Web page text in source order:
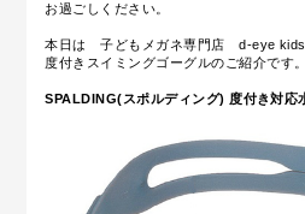
お過ごしください。
本日は 子どもメガネ専門店 d-eye kids
度付きスイミングゴーグルのご紹介です。
SPALDING(スポルディング) 度付き対応